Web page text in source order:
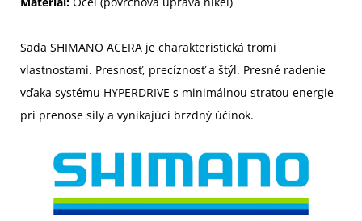
Sada SHIMANO ACERA je charakteristická tromi
vlastnosťami. Presnosť, precíznosť a štýl. Presné radenie
vďaka systému HYPERDRIVE s minimálnou stratou energie
pri prenose sily a vynikajúci brzdný účinok.